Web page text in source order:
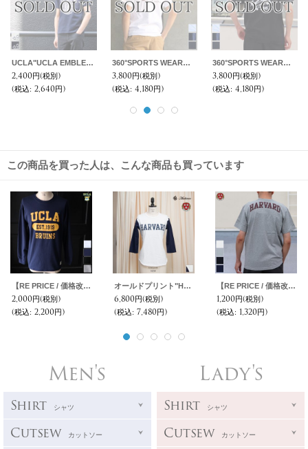
UCLA"UCLA EMBLEM"C/N S/S 6.6oz オールドプリントT / Audience
2,400円(税別)
(税込: 2,640円)
360°SPORTS WEAR（スリーシックスティスポーツウェア） "PLAY" 6oz米綿丸胴ポケ付きS/S Tee/ Audience
3,800円(税別)
(税込: 4,180円)
360°SPORTS WEAR（スリーシックスティスポーツウェア） "LA" 6オンス米綿丸胴ポケ付き半袖 Tee/ Audience
3,800円(税別)
(税込: 4,180円)
この商品を買った人は、こんな商品も買っています
【RE PRICE / 価格改定】UCLA"3段カレッジプリント" 6oz米綿丸胴L/S Tee/ Audience
2,000円(税別)
(税込: 2,200円)
オールドプリント"HARVARD"ヴィンテージセットインベースボールアンダーTEE [Lady's] / Audience
6,800円(税別)
(税込: 7,480円)
【RE PRICE / 価格改定】Harvard University "HARVARD" 7.1oz米綿丸胴オールドプリントクルーネックポケットT / Audience
1,200円(税別)
(税込: 1,320円)
Men's
Shirt シャツ
Cutsew カットソー
Lady's
Shirt シャツ
Cutsew カットソー